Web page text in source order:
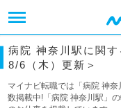
病院 神奈川駅に関
8/6（木）更新＞
マイナビ転職では「病院 神
数掲載中!「病院 神奈川駅」